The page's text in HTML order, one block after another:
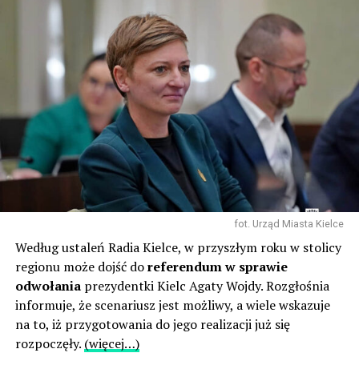
fot. Urząd Miasta Kielce
Według ustaleń Radia Kielce, w przyszłym roku w stolicy
regionu może dojść doreferendum w sprawie
odwołaniaprezydentki Kielc Agaty Wojdy. Rozgłośnia
informuje, że scenariusz jest możliwy, a wiele wskazuje
na to, iż przygotowania do jego realizacji już się
rozpoczęły. (więcej…)